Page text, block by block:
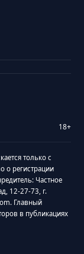
18+
только с
о регистрации
Частное
12-27-73, г.
Главный
в публикациях